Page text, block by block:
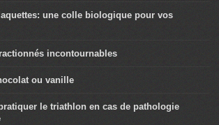
une colle biologique pour vos
incontournables
ou vanille
le triathlon en cas de pathologie